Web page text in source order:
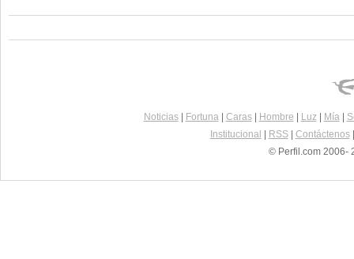
Noticias| Fortuna| Caras| Hombre Luz| Mía|
Institucional
RSS| Contáctenos
© Perfil.com 2006-